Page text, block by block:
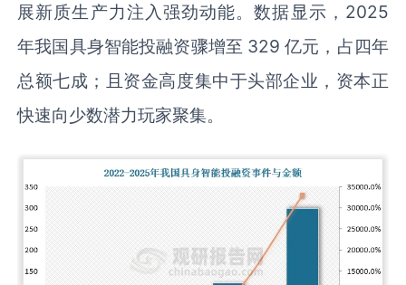
展新质生产力注入强劲动能。数据显示，2025
年我国具身智能投融资骤增至 329 亿元，占四年
总额七成；且资金高度集中于头部企业，资本正
快速向少数潜力玩家聚集。